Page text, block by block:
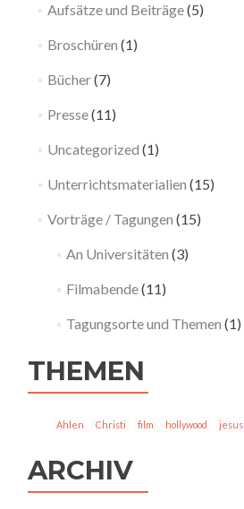
Aufsätze und Beiträge(5)
Broschüren (1)
Bücher(7)
Presse(11)
Uncategorized (1)
Unterrichtsmaterialien (15)
Vorträge / Tagungen (15)
An Universitäten (3)
Filmabende(11)
Tagungsorte und Themen (1)
THEMEN
Ahlen Christi film hollywood jesus
ARCHIV